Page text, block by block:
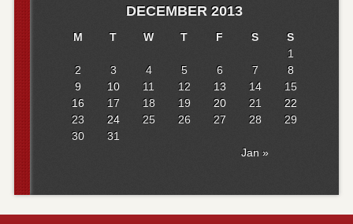
DECEMBER 2013
M T W T F S S
Jan »
1
2
3 4 5 6 7
8
9
10 11 12 13 14
15
16
17 18 19 20 21
22
23
24 25 26 27 28
29
30
31